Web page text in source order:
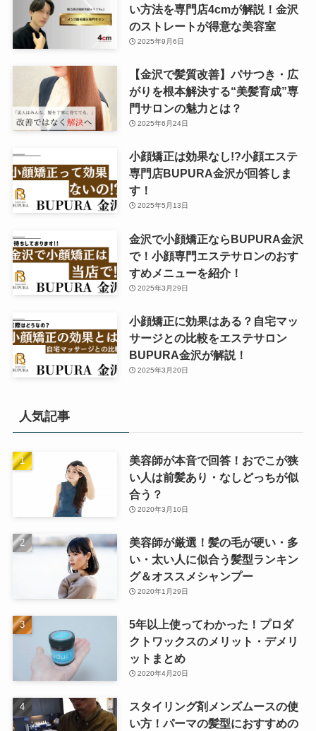
い方法を専門店4cmが解説！金沢
のストレートが得意な美容室
2025年9月6日
【金沢で髪質改善】パサつき・広
がりを根本解決する“美髪育成”専
門サロンの魅力とは？
2025年6月24日
小顔矯正は効果なし!?小顔エステ
専門店BUPURA金沢が回答しま
す！
2025年5月13日
金沢で小顔矯正ならBUPURA金沢
で！小顔専門エステサロンのおす
すめメニューを紹介！
2025年3月29日
小顔矯正に効果はある？自宅マッ
サージとの比較をエステサロン
BUPURA金沢が解説！
2025年3月20日
人気記事
美容師が本音で回答！おでこが狭
い人は前髪あり・なしどっちが似
合う？
2020年3月10日
美容師が厳選！髪の毛が硬い・多
い・太い人に似合う髪型ランキン
グ＆オススメシャンプー
2020年1月29日
5年以上使ってわかった！プロダ
クトワックスのメリット・デメリ
ットまとめ
2020年4月20日
スタイリング剤メンズムースの使
い方！パーマの髪型におすすめの